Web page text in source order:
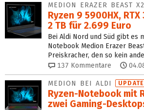
MEDION ERAZER BEAST
Ryzen 9 5900HX,
2 TB für 2.699 Euro
Bei Aldi Nord und Süd gibt es
Notebook Medion Erazer
Preiskracher, den so kein
137 Kommentare
MEDION BEI ALDI UPDATE
Ryzen-Notebook mit
zwei Gaming-